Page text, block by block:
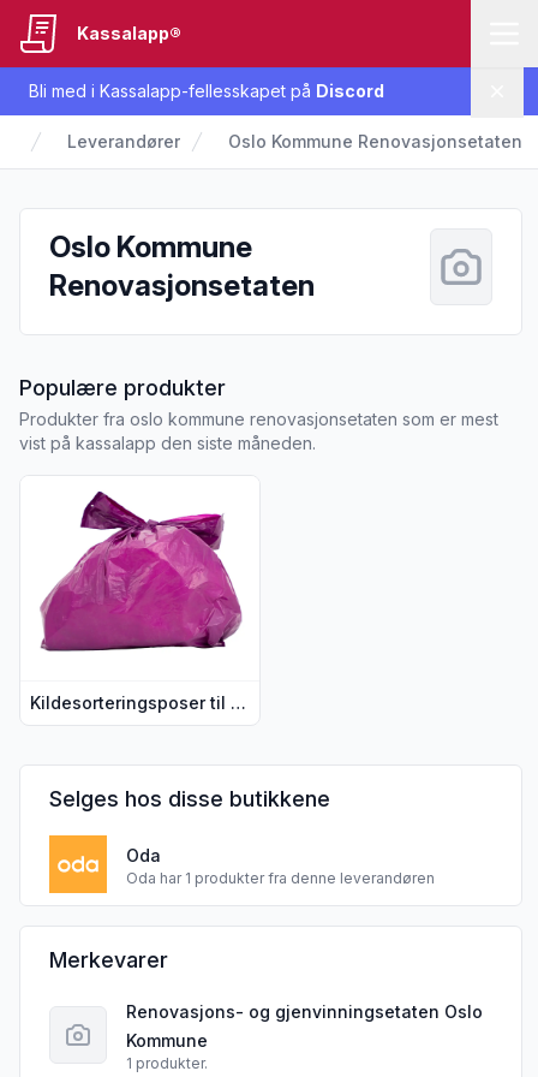
Bli med i Kassalapp-fellesskapet på Discord
Kassalapp®
Leverandører Oslo Kommune Renovasjonsetaten
Oslo Kommune
Renovasjonsetaten
Populære produkterfra Oslo Kommune
Produkter fra oslo kommune renovasjonsetaten som er mest
vist på kassalapp den siste måneden.
Kildesorteringsposer til plastemballasje Rull med 20 poser, 1 stk
Vis flere detaljer for produktet "Kildesorteringsposer til
Selges hos disse butikkene
Oda
Oda har 1 produkter fra denne leverandøren
Oslo Kommune Renovasjonsetaten sine
Merkevarer
Renovasjons- og gjenvinningsetaten Oslo
Kommune
1 produkter.